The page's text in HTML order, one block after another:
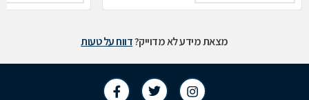
מצאת מידע לא מדוייק?דווח על טעות